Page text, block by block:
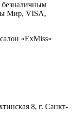
Мир, VISA,
«ExMiss»
8, г. Санкт-